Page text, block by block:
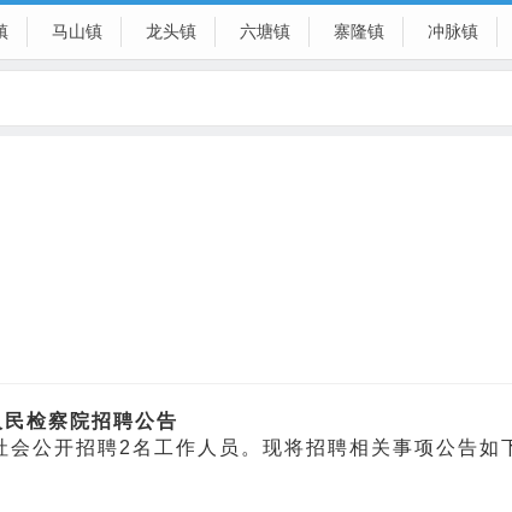
马山镇 龙头镇 六塘镇 寨隆镇 冲脉镇
检察院招聘公告
公开招聘2名工作人员。现将招聘相关事项公告如